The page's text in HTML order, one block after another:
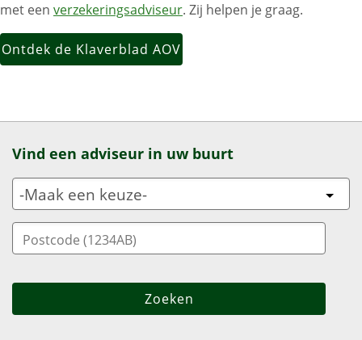
met een verzekeringsadviseur. Zij helpen je graag.
Ontdek de Klaverblad AOV
Vind een adviseur in uw buurt